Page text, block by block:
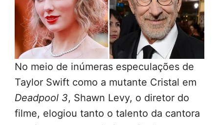
No meio de inúmeras especulações de
Taylor Swift como a mutante Cristal em
Deadpool 3, Shawn Levy, o diretor do
filme, elogiou tanto o talento da cantora